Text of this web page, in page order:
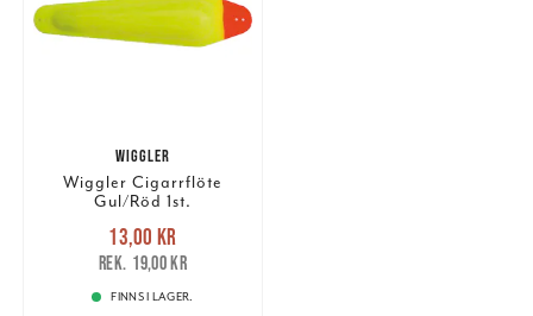
WIGGLER
Wiggler Cigarrflöte
Gul/Röd 1st.
Nuvarande pris
13,00 krTidigare pris
19,00 kr
13,00 kr
19,00 kr
FINNS I LAGER.